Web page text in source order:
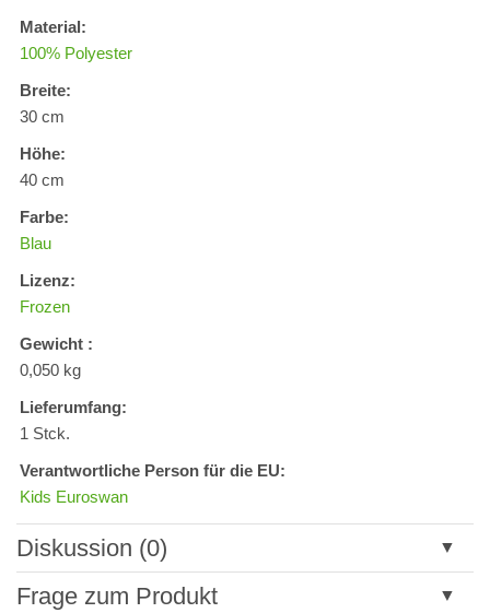
Material:
100% Polyester
Breite:
30 cm
Höhe:
40 cm
Farbe:
Blau
Lizenz:
Frozen
Gewicht :
0,050 kg
Lieferumfang:
1 Stck.
Verantwortliche Person für die EU:
Kids Euroswan
Diskussion (0)
Neuer Kommentar
Frage zum Produkt